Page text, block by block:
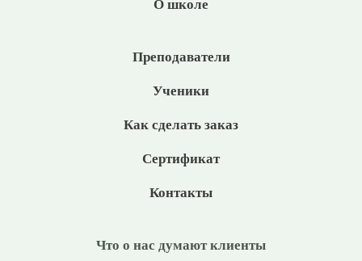
О школе
Преподаватели
Ученики
Как сделать заказ
Сертификат
Контакты
Что о нас думают клиенты